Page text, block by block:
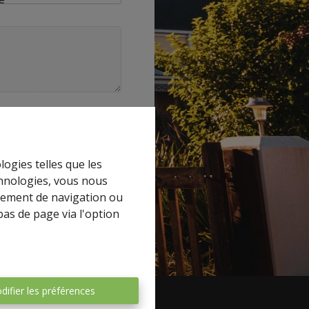
telles que les
vous nous
de navigation ou
de page via l'option
les préférences
Capitale